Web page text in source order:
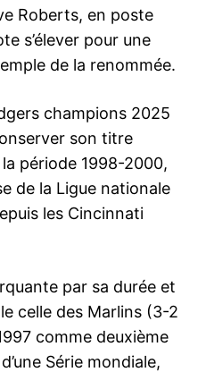
Roberts, en poste
s’élever pour une
de la renommée.
champions 2025
son titre
période 1998-2000,
de la Ligue nationale
les Cincinnati
par sa durée et
celle des Marlins (3-2
comme deuxième
Série mondiale,